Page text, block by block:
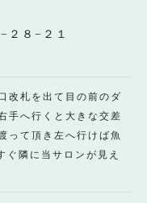
２８−２１
改札を出て目の前のダ
手へ行くと大きな交差
って頂き左へ行けば魚
隣に当サロンが見え